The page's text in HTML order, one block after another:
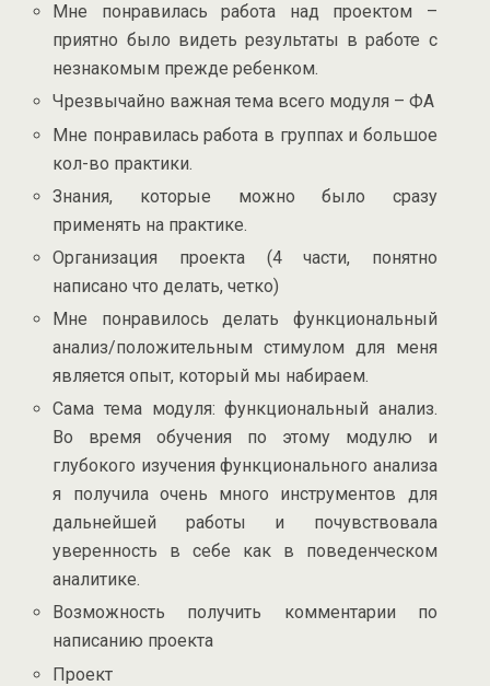
Мне понравилась работа над проектом –
приятно было видеть результаты в работе с
незнакомым прежде ребенком.
Чрезвычайно важная тема всего модуля – ФА
Мне понравилась работа в группах и большое
кол-во практики.
Знания, которые можно было сразу
применять на практике.
Организация проекта (4 части, понятно
написано что делать, четко)
Мне понравилось делать функциональный
анализ/положительным стимулом для меня
является опыт, который мы набираем.
Сама тема модуля: функциональный анализ.
Во время обучения по этому модулю и
глубокого изучения функционального анализа
я получила очень много инструментов для
дальнейшей работы и почувствовала
уверенность в себе как в поведенческом
аналитике.
Возможность получить комментарии по
написанию проекта
Проект